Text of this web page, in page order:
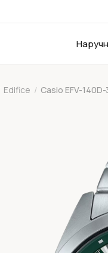
Edifice / Casio EFV-140D-